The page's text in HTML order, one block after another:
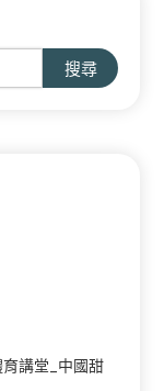
搜尋
講堂_中國甜